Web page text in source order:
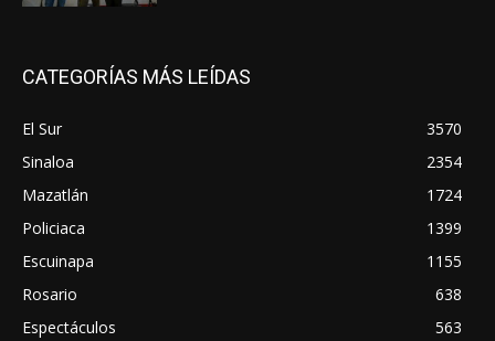
CATEGORÍAS MÁS LEÍDAS
El Sur
3570
Sinaloa
2354
Mazatlán
1724
Policiaca
1399
Escuinapa
1155
Rosario
638
Espectáculos
563